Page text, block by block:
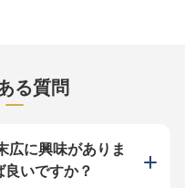
感動していただけるよう、きめ細や
かなおもてなしを大切にしていま
す。チェックインからチェックアウ
することが私たちの使命です。 お
客様の「ありがとう」の言葉が、何
よりのやりがいとなるでしょう。
ーー【成長を実感できる、温かいチ
る質問
広に興味がありま
いですか？